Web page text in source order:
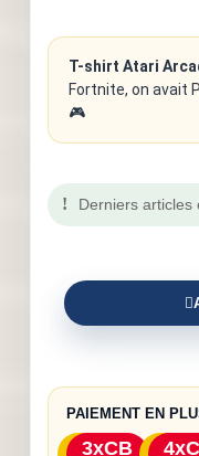
T-shirt Atari
Fortnite, on avait
🎮
Derniers articles
PAIEMENT EN
3xCB